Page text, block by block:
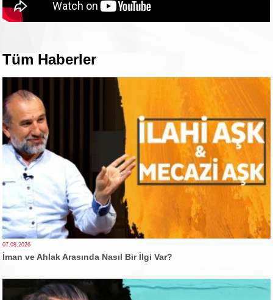
Tüm Haberler
07.08.2026
İman ve Ahlak Arasında Nasıl Bir İlgi Var?